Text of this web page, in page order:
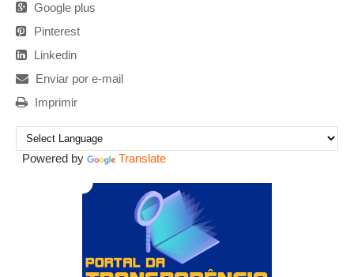
Google plus
Pinterest
Linkedin
Enviar por e-mail
Imprimir
Powered by Translate